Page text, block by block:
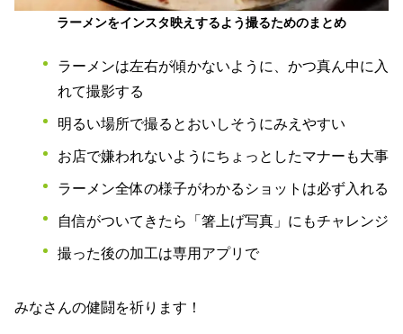
ラーメンをインスタ映えするよう撮るためのまとめ
ラーメンは左右が傾かないように、かつ真ん中に入
れて撮影する
明るい場所で撮るとおいしそうにみえやすい
お店で嫌われないようにちょっとしたマナーも大事
ラーメン全体の様子がわかるショットは必ず入れる
自信がついてきたら「箸上げ写真」にもチャレンジ
撮った後の加工は専用アプリで
みなさんの健闘を祈ります！